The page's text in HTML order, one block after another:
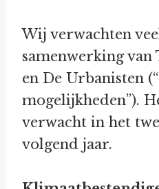
Wij verwachten
samenwerking van
en De Urbanisten
mogelijkheden”).
verwacht in het
volgend jaar.